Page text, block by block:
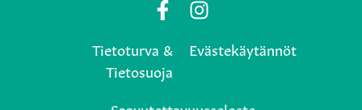
Posio
Facebook
page
Posio
Instagram
Tietoturva &
Tietosuoja
Evästekäytännöt